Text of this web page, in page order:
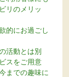
リのメリッ
的にお過ごし
活動とは別
スをご用意
までの趣味に